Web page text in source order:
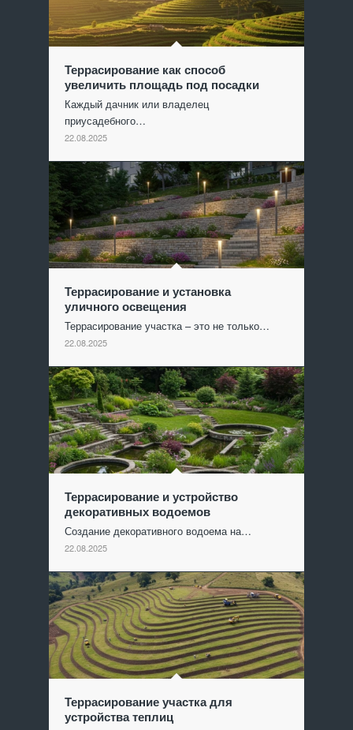
Террасирование как способ
увеличить площадь под посадки
Каждый дачник или владелец
приусадебного…
22.08.2025
Террасирование и установка
уличного освещения
Террасирование участка – это не только…
22.08.2025
Террасирование и устройство
декоративных водоемов
Создание декоративного водоема на…
22.08.2025
Террасирование участка для
устройства теплиц